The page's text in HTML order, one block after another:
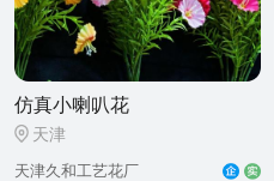
仿真小喇叭花
天津
天津久和工艺花厂